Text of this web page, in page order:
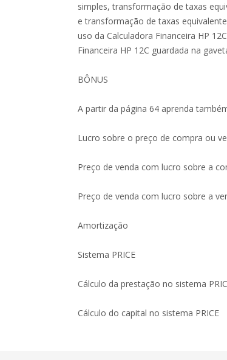
simples, transformação de taxas
e transformação de taxas
uso da Calculadora Financeira HP
Financeira HP 12C guardada na
BÔNUS
A partir da página 64 aprenda
Lucro sobre o preço de compra ou
Preço de venda com lucro sobre a
Preço de venda com lucro sobre a
Amortização
Sistema PRICE
Cálculo da prestação no sistema
Cálculo do capital no sistema PRICE